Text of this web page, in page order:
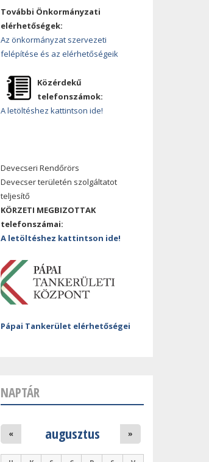
További Önkormányzati
elérhetőségek:
Az önkormányzat szervezeti
felépítése és az elérhetőségeik
Közérdekű
telefonszámok:
A letöltéshez kattintson ide!
Devecseri Rendőrörs
Devecser területén szolgáltatot
teljesítő
KÖRZETI MEGBIZOTTAK
telefonszámai:
A letöltéshez kattintson ide!
Pápai Tankerület elérhetőségei
NAPTÁR
augusztus
« »